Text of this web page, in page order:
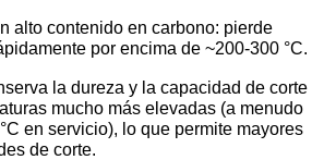
alto contenido en carbono: pierde
por encima de ~200-300 °C.
la dureza y la capacidad de corte
mucho más elevadas (a menudo
en servicio), lo que permite mayores
de corte.